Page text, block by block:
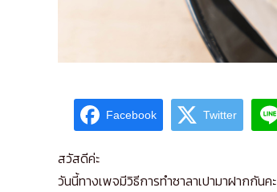
Facebook Twitter
สวัสดีค่ะ
วันนี้ทางเพจมีวิธีการทำซาลาเปามาฝากกันคะ